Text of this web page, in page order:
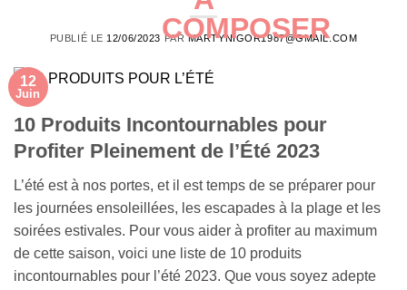
PUBLIÉ LE 12/06/2023 PARMARTYNIGOR1987@GMAIL.COM
12
Juin
10 Produits Incontournables pour
Profiter Pleinement de l’Été 2023
L’été est à nos portes, et il est temps de se préparer pour
les journées ensoleillées, les escapades à la plage et les
soirées estivales. Pour vous aider à profiter au maximum
de cette saison, voici une liste de 10 produits
incontournables pour l’été 2023. Que vous soyez adepte